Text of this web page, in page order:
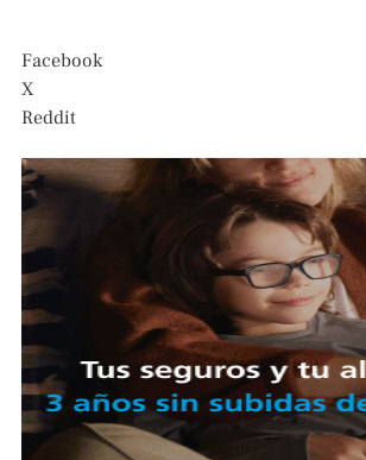
Facebook
X
Reddit